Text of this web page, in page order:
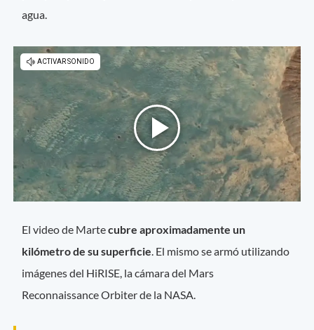
agua.
El video de Martecubre aproximadamente un
kilómetro de su superficie. El mismo se armó utilizando
imágenes del HiRISE, la cámara del Mars
Reconnaissance Orbiter de la NASA.